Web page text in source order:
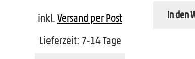
inkl.Versand per Post
Lieferzeit: 7-14 Tage
In den